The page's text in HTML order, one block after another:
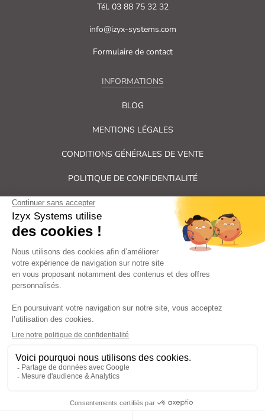
Tél. 03 88 75 32 32
info@izyx-systems.com
Formulaire de contact
INFORMATIONS
BLOG
MENTIONS LÉGALES
CONDITIONS GÉNÉRALES DE VENTE
POLITIQUE DE CONFIDENTIALITÉ
Tous droits réservés Izyx Systems ©
Contrôle des accès et verrouillage de porte : serrure électrique,
gâche électrique, ventouse électromagnétique